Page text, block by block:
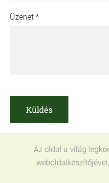
Üzenet *
Az oldal a világ